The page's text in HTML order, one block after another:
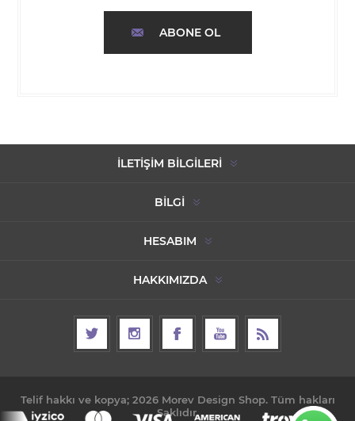
ABONE OL
İLETIŞIM BILGILERI
BILGI
HESABIM
HAKKIMIZDA
Telif hakkı ve kopya; 2026 Morev Design Shop. Tüm hakları
Saklıdır.